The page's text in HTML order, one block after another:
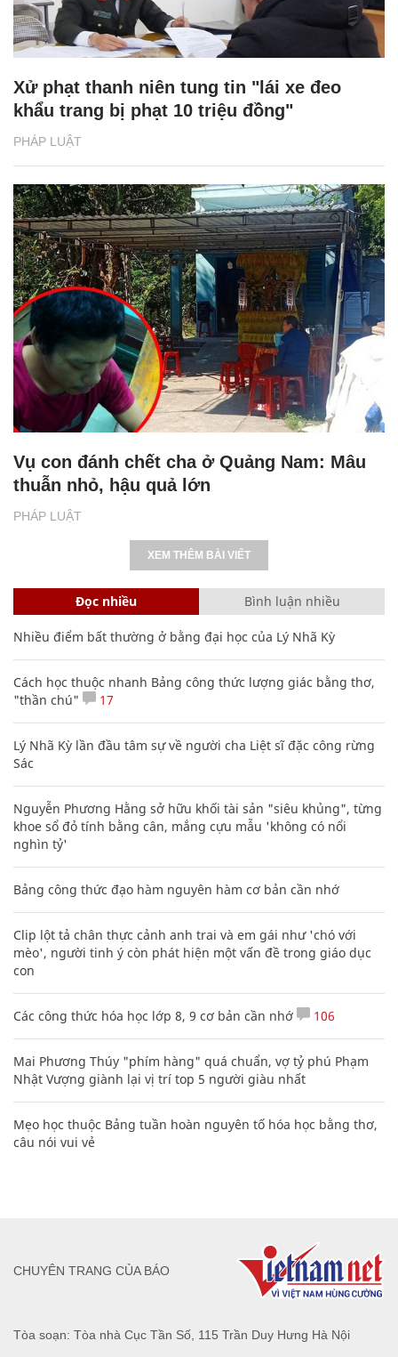
PHÁP LUẬT
Xử phạt thanh niên tung tin "lái xe đeo
khẩu trang bị phạt 10 triệu đồng"
PHÁP LUẬT
Vụ con đánh chết cha ở Quảng Nam: Mâu
thuẫn nhỏ, hậu quả lớn
XEM THÊM BÀI VIẾT
Đọc nhiều Bình luận nhiều
Nhiều điểm bất thường ở bằng đại học của Lý Nhã Kỳ
Cách học thuộc nhanh Bảng công thức lượng giác bằng thơ,
"thần chú"
17
Lý Nhã Kỳ lần đầu tâm sự về người cha Liệt sĩ đặc công rừng
Sác
Nguyễn Phương Hằng sở hữu khối tài sản "siêu khủng", từng
khoe sổ đỏ tính bằng cân, mắng cựu mẫu 'không có nổi
nghìn tỷ'
Bảng công thức đạo hàm nguyên hàm cơ bản cần nhớ
Clip lột tả chân thực cảnh anh trai và em gái như 'chó với
mèo', người tinh ý còn phát hiện một vấn đề trong giáo dục
con
Các công thức hóa học lớp 8, 9 cơ bản cần nhớ 106
Mai Phương Thúy "phím hàng" quá chuẩn, vợ tỷ phú Phạm
Nhật Vượng giành lại vị trí top 5 người giàu nhất
Mẹo học thuộc Bảng tuần hoàn nguyên tố hóa học bằng thơ,
câu nói vui vẻ
Tòa soạn: Tòa nhà Cục Tần Số, 115 Trần Duy Hưng Hà Nội
CHUYÊN TRANG CỦA BÁO